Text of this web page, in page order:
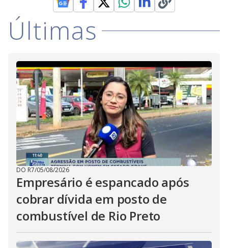
Últimas
DO R7/05/08/2026
Empresário é espancado após
cobrar dívida em posto de
combustível de Rio Preto